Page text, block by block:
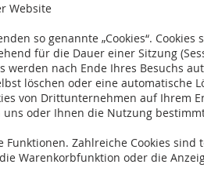
Website
so genannte „Cookies“.
für die Dauer einer Sitzung
werden nach Ende Ihres Besuchs
löschen oder eine automatische
von Drittunternehmen auf Ihrem
uns oder Ihnen die Nutzung
Funktionen. Zahlreiche Cookies
Warenkorbfunktion oder die